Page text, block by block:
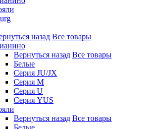
назад Все товары
Вернуться назад Все товары
Белые
Серия JU/JX
Серия M
Серия U
Серия YUS
Вернуться назад Все товары
Белые